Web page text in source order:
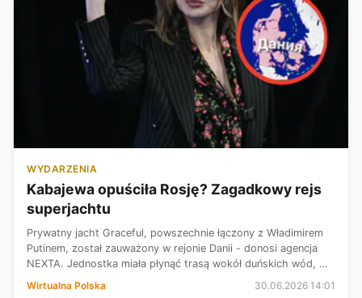
WYDARZENIA
Kabajewa opuściła Rosję? Zagadkowy rejs
superjachtu
Prywatny jacht Graceful, powszechnie łączony z Władimirem
Putinem, został zauważony w rejonie Danii - donosi agencja
NEXTA. Jednostka miała płynąć trasą wokół duńskich wód, w
pobliżu południowej Szwecji. Według wcześniejszych informacji
Wirtualna Polska 30.06.2026 14:01